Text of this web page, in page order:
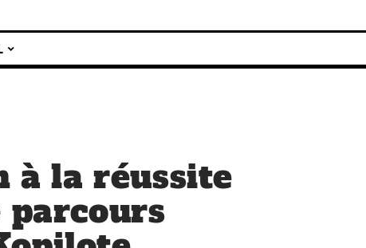
à la réussite
parcours